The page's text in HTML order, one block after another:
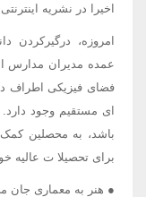
اخیرا در نشریه
امروزه،
عمده مدیران مدارس
فضای فیزیکی اطراف
ای مستقیم وجود
باشد، به محصلین
برای تحصیلا ت عالیه
● هنر به معماری جان